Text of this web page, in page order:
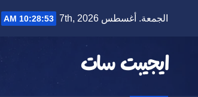
الجمعة. أغسطس 7th, 2026 10:28:53 AM
ايجيبت سات